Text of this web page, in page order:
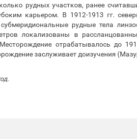
рудных участков, ранее
карьером. В 1912-1913 гг.
рудные тела
локализованы в
отрабатывалось до
заслуживает доизучения